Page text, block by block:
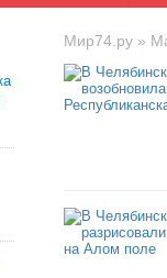
Мир74.ру »